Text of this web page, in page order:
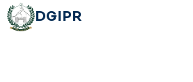
DGIPR